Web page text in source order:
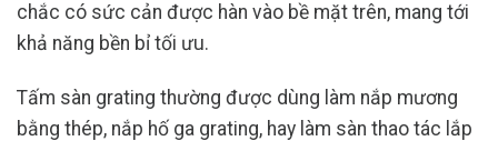
chắc có sức cản được hàn vào bề mặt trên, mang tới
khả năng bền bỉ tối ưu.
Tấm sàn grating thường được dùng làm nắp mương
bằng thép, nắp hố ga grating, hay làm sàn thao tác lắp